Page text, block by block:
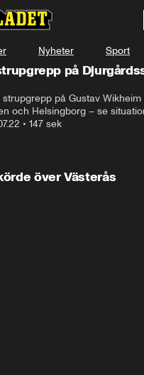
Nyheter Sport
på
strupgrepp på Gustav
och Helsingborg – se
• 147 sek
över Västerås